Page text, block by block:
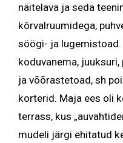
näitelava ja seda
kõrvalruumidega,
söögi- ja
koduvanema,
ja võõrastetoad, sh
korterid. Maja ees oli
terrass, kus
mudeli järgi ehitatud